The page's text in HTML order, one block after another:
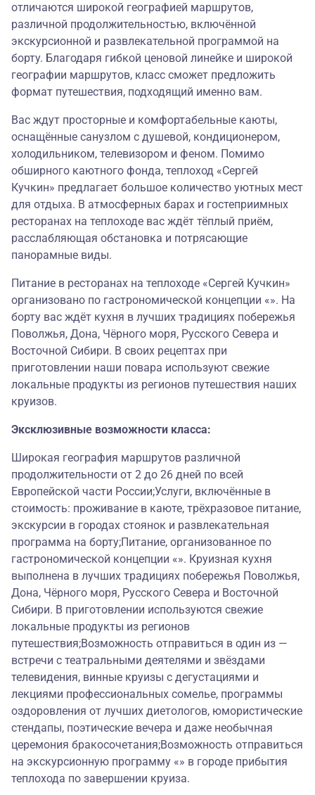
отличаются широкой географией маршрутов,
различной продолжительностью, включённой
экскурсионной и развлекательной программой на
борту. Благодаря гибкой ценовой линейке и широкой
географии маршрутов, класс сможет предложить
формат путешествия, подходящий именно вам.
Вас ждут просторные и комфортабельные каюты,
оснащённые санузлом с душевой, кондиционером,
холодильником, телевизором и феном. Помимо
обширного каютного фонда, теплоход «Сергей
Кучкин» предлагает большое количество уютных мест
для отдыха. В атмосферных барах и гостеприимных
ресторанах на теплоходе вас ждёт тёплый приём,
расслабляющая обстановка и потрясающие
панорамные виды.
Питание в ресторанах на теплоходе «Сергей Кучкин»
организовано по гастрономической концепции «». На
борту вас ждёт кухня в лучших традициях побережья
Поволжья, Дона, Чёрного моря, Русского Севера и
Восточной Сибири. В своих рецептах при
приготовлении наши повара используют свежие
локальные продукты из регионов путешествия наших
круизов.
Эксклюзивные возможности класса:
Широкая география маршрутов различной
продолжительности от 2 до 26 дней по всей
Европейской части России;Услуги, включённые в
стоимость: проживание в каюте, трёхразовое питание,
экскурсии в городах стоянок и развлекательная
программа на борту;Питание, организованное по
гастрономической концепции «». Круизная кухня
выполнена в лучших традициях побережья Поволжья,
Дона, Чёрного моря, Русского Севера и Восточной
Сибири. В приготовлении используются свежие
локальные продукты из регионов
путешествия;Возможность отправиться в один из —
встречи с театральными деятелями и звёздами
телевидения, винные круизы с дегустациями и
лекциями профессиональных сомелье, программы
оздоровления от лучших диетологов, юмористические
стендапы, поэтические вечера и даже необычная
церемония бракосочетания;Возможность отправиться
на экскурсионную программу «» в городе прибытия
теплохода по завершении круиза.